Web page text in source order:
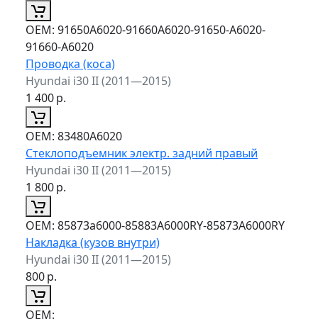
ОЕМ: 91650A6020-91660A6020-91650-A6020-
91660-A6020
Проводка (коса)
Hyundai i30 II (2011—2015)
1 400р.
ОЕМ: 83480A6020
Стеклоподъемник электр. задний правый
Hyundai i30 II (2011—2015)
1 800р.
ОЕМ: 85873a6000-85883A6000RY-85873A6000RY
Накладка (кузов внутри)
Hyundai i30 II (2011—2015)
800р.
ОЕМ: